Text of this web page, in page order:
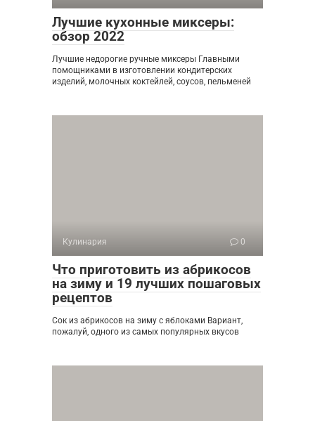
Лучшие кухонные миксеры:
обзор 2022
Лучшие недорогие ручные миксеры Главными
помощниками в изготовлении кондитерских
изделий, молочных коктейлей, соусов, пельменей
Кулинария 0
Что приготовить из абрикосов
на зиму и 19 лучших пошаговых
рецептов
Сок из абрикосов на зиму с яблоками Вариант,
пожалуй, одного из самых популярных вкусов